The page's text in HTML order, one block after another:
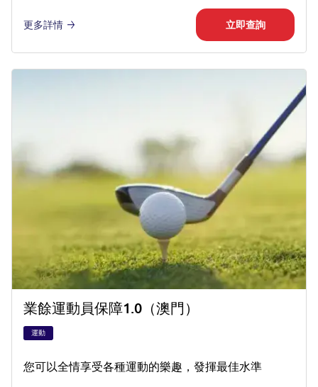
更多詳情 立即查詢
業餘運動員保障1.0（澳門）
運動
您可以全情享受各種運動的樂趣，發揮最佳水準